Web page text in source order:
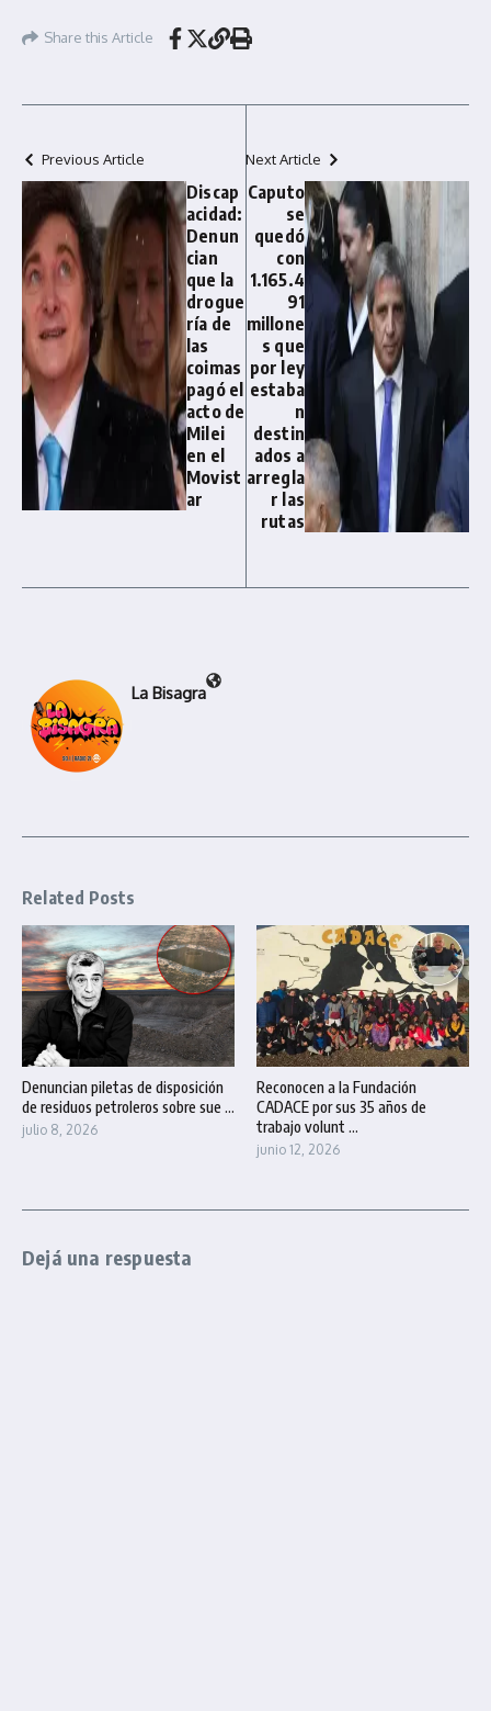
Share this Article
Previous Article
Discap
acidad:
Denun
cian
que la
drogue
ría de
las
coimas
pagó el
acto de
Milei
en el
Movist
ar
Next Article
Caputo
se
quedó
con
1.165.4
91
millone
s que
por ley
estaba
n
destin
ados a
arregla
r las
rutas
La Bisagra
Related Posts
Denuncian piletas de disposición
de residuos petroleros sobre sue ...
julio 8, 2026
Reconocen a la Fundación
CADACE por sus 35 años de
trabajo volunt ...
junio 12, 2026
Dejá una respuesta